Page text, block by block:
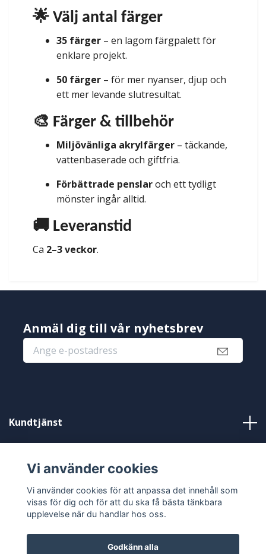
🌟 Välj antal färger
35 färger – en lagom färgpalett för
enklare projekt.
50 färger – för mer nyanser, djup och
ett mer levande slutresultat.
🎨 Färger & tillbehör
Miljövänliga akrylfärger – täckande,
vattenbaserade och giftfria.
Förbättrade penslaroch ett tydligt
mönster ingår alltid.
🚚 Leveranstid
Ca 2–3 veckor.
Anmäl dig till vår nyhetsbrev
Kundtjänst
Sociala medier
Vi använder cookies
Vi använder cookies för att anpassa det innehåll som
visas för dig och för att du ska få bästa tänkbara
upplevelse när du handlar hos oss.
Godkänn alla